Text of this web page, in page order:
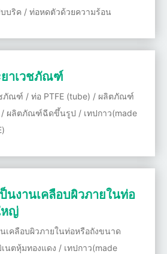
บริค / ท่อหดตัวด้วยความร้อน
าเวชภัณฑ์
ภัณฑ์ / ท่อ PTFE (tube) / ผลิตภัณฑ์
/ ผลิตภัณฑ์ฉีดขึ้นรูป / เทปกาว(made
นงานเคลือบผิวภายในท่อ
หญ่
เคลือบผิวภายในท่อหรือถังขนาด
นตหุ้มทองแดง / เทปกาว(made